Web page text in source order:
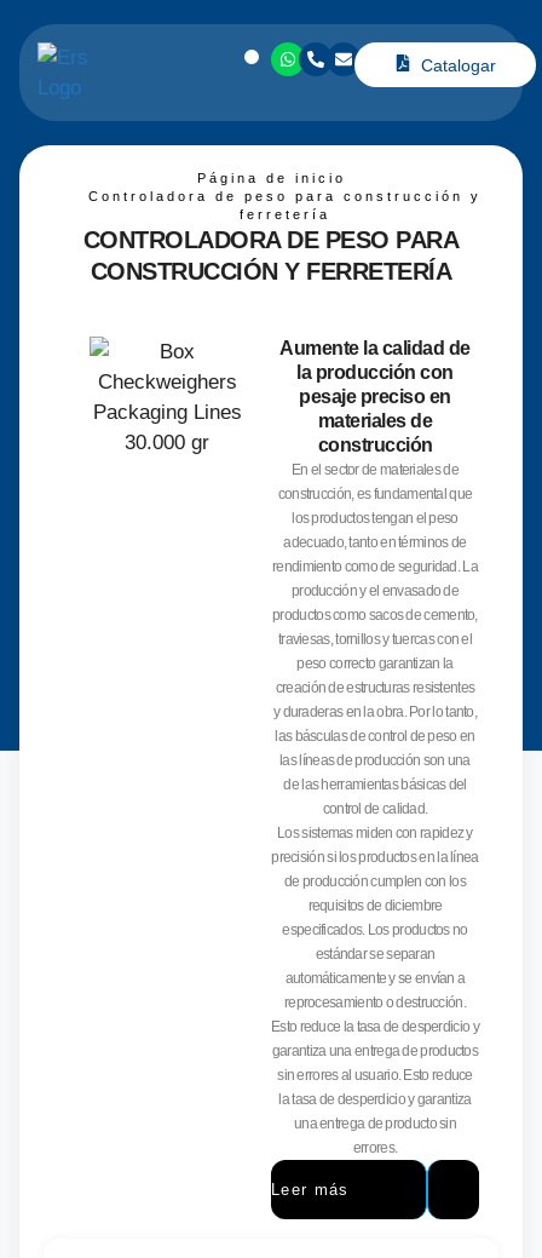
Catalogar
Página de inicio
Controladora de peso para construcción y
ferretería
CONTROLADORA DE PESO PARA
CONSTRUCCIÓN Y FERRETERÍA
Aumente la calidad de
la producción con
pesaje preciso en
materiales de
construcción
En el sector de materiales de
construcción, es fundamental que
los productos tengan el peso
adecuado, tanto en términos de
rendimiento como de seguridad. La
producción y el envasado de
productos como sacos de cemento,
traviesas, tornillos y tuercas con el
peso correcto garantizan la
creación de estructuras resistentes
y duraderas en la obra. Por lo tanto,
las básculas de control de peso en
las líneas de producción son una
de las herramientas básicas del
control de calidad.
Los sistemas miden con rapidez y
precisión si los productos en la línea
de producción cumplen con los
requisitos de diciembre
especificados. Los productos no
estándar se separan
automáticamente y se envían a
reprocesamiento o destrucción.
Esto reduce la tasa de desperdicio y
garantiza una entrega de productos
sin errores al usuario. Esto reduce
la tasa de desperdicio y garantiza
una entrega de producto sin
errores.
Leer más